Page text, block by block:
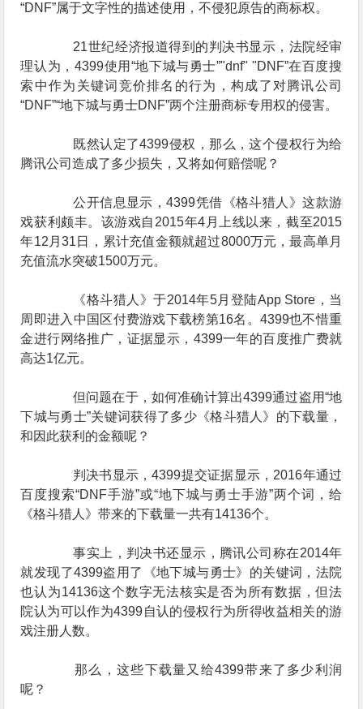
“DNF”属于文字性的描述使用，不侵犯原告的商标权。
21世纪经济报道得到的判决书显示，法院经审
理认为，4399使用“地下城与勇士”"dnf" "DNF”在百度搜
索中作为关键词竞价排名的行为，构成了对腾讯公司
“DNF”“地下城与勇士DNF”两个注册商标专用权的侵害。
既然认定了4399侵权，那么，这个侵权行为给
腾讯公司造成了多少损失，又将如何赔偿呢？
公开信息显示，4399凭借《格斗猎人》这款游
戏获利颇丰。该游戏自2015年4月上线以来，截至2015
年12月31日，累计充值金额就超过8000万元，最高单月
充值流水突破1500万元。
《格斗猎人》于2014年5月登陆App Store，当
周即进入中国区付费游戏下载榜第16名。4399也不惜重
金进行网络推广，证据显示，4399一年的百度推广费就
高达1亿元。
但问题在于，如何准确计算出4399通过盗用“地
下城与勇士”关键词获得了多少《格斗猎人》的下载量，
和因此获利的金额呢？
判决书显示，4399提交证据显示，2016年通过
百度搜索“DNF手游”或“地下城与勇士手游”两个词，给
《格斗猎人》带来的下载量一共有14136个。
事实上，判决书还显示，腾讯公司称在2014年
就发现了4399盗用了《地下城与勇士》的关键词，法院
也认为14136这个数字无法核实是否为所有数据，但法
院认为可以作为4399自认的侵权行为所得收益相关的游
戏注册人数。
那么，这些下载量又给4399带来了多少利润
呢？